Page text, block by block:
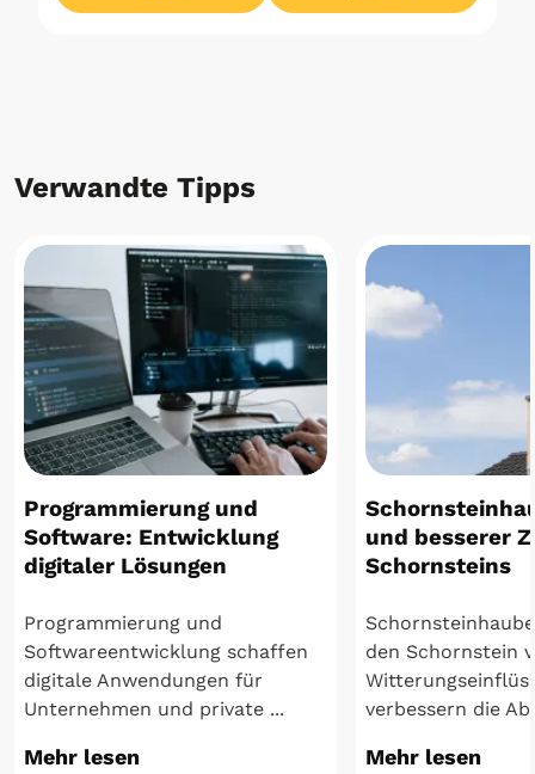
Verwandte Tipps
Programmierung und
Software: Entwicklung
digitaler Lösungen
Programmierung und
Softwareentwicklung schaffen
digitale Anwendungen für
Unternehmen und private ...
Mehr lesen
und besserer
Schornsteins
den Schornstein
verbessern die
Mehr lesen